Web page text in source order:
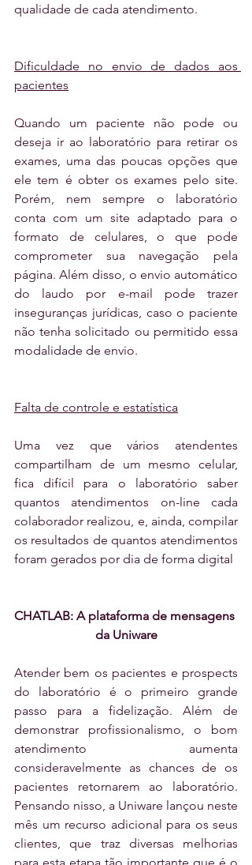
qualidade de cada atendimento.
Dificuldade no envio de dados aos
pacientes
Quando um paciente não pode ou
deseja ir ao laboratório para retirar os
exames, uma das poucas opções que
ele tem é obter os exames pelo site.
Porém, nem sempre o laboratório
conta com um site adaptado para o
formato de celulares, o que pode
comprometer sua navegação pela
página. Além disso, o envio automático
do laudo por e-mail pode trazer
inseguranças jurídicas, caso o paciente
não tenha solicitado ou permitido essa
modalidade de envio.
Falta de controle e estatística
Uma vez que vários atendentes
compartilham de um mesmo celular,
fica difícil para o laboratório saber
quantos atendimentos on-line cada
colaborador realizou, e, ainda, compilar
os resultados de quantos atendimentos
foram gerados por dia de forma digital
CHATLAB: A plataforma de mensagens
da Uniware
Atender bem os pacientes e prospects
do laboratório é o primeiro grande
passo para a fidelização. Além de
demonstrar profissionalismo, o bom
atendimento aumenta
consideravelmente as chances de os
pacientes retornarem ao laboratório.
Pensando nisso, a Uniware lançou neste
mês um recurso adicional para os seus
clientes, que traz diversas melhorias
para esta etapa tão importante que é o